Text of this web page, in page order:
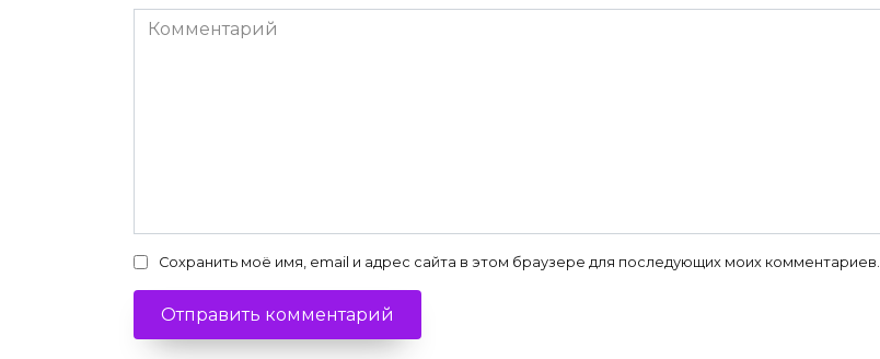
Комментарий
Сохранить моё имя, email и адрес сайта в этом браузере для последующих моих комментариев.